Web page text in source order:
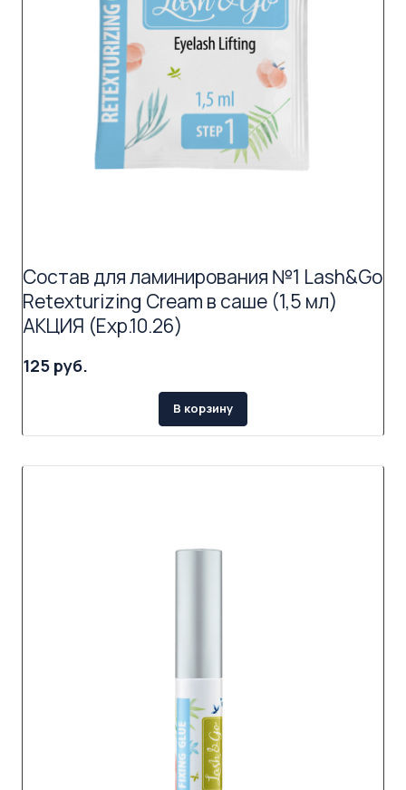
Состав для ламинирования №1 Lash&Go
Retexturizing Cream в саше (1,5 мл)
АКЦИЯ (Exp.10.26)
125 руб.
В корзину